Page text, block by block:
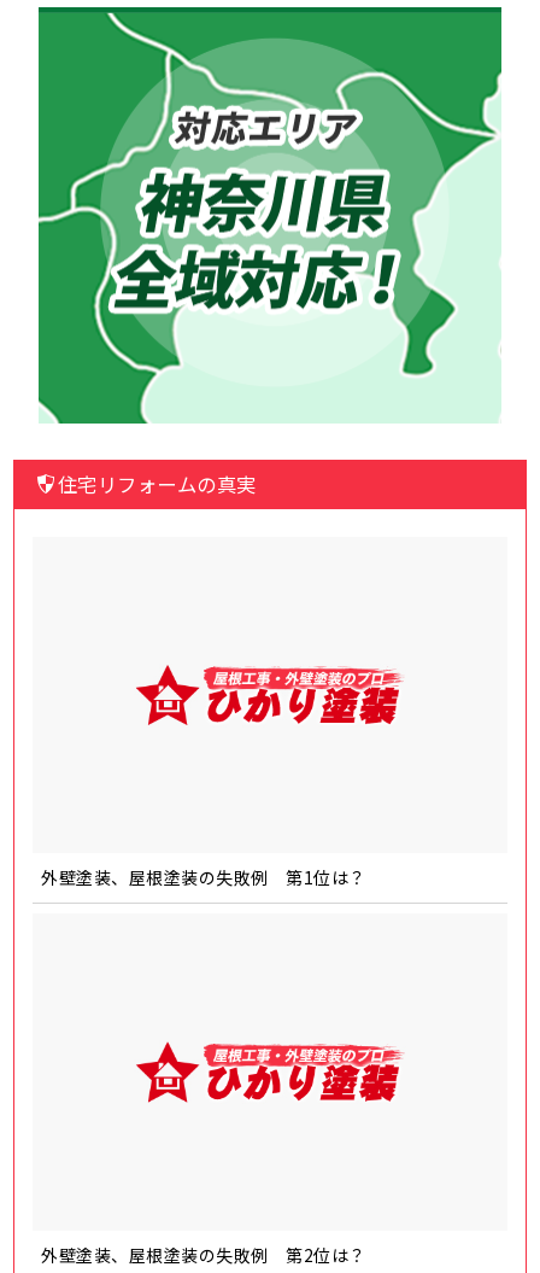
住宅リフォームの真実
外壁塗装、屋根塗装の失敗例 第1位は？
外壁塗装、屋根塗装の失敗例 第2位は？